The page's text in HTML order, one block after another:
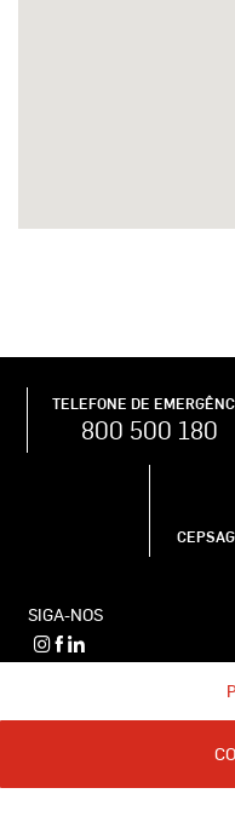
TELEFONE DE
800 500 180
SIGA-NOS